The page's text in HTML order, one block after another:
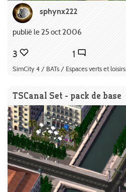
sphynx222
publié le 25 oct 2006
3 1
SimCity 4 / BATs / Espaces verts et loisirs
TSCanal Set - pack de base